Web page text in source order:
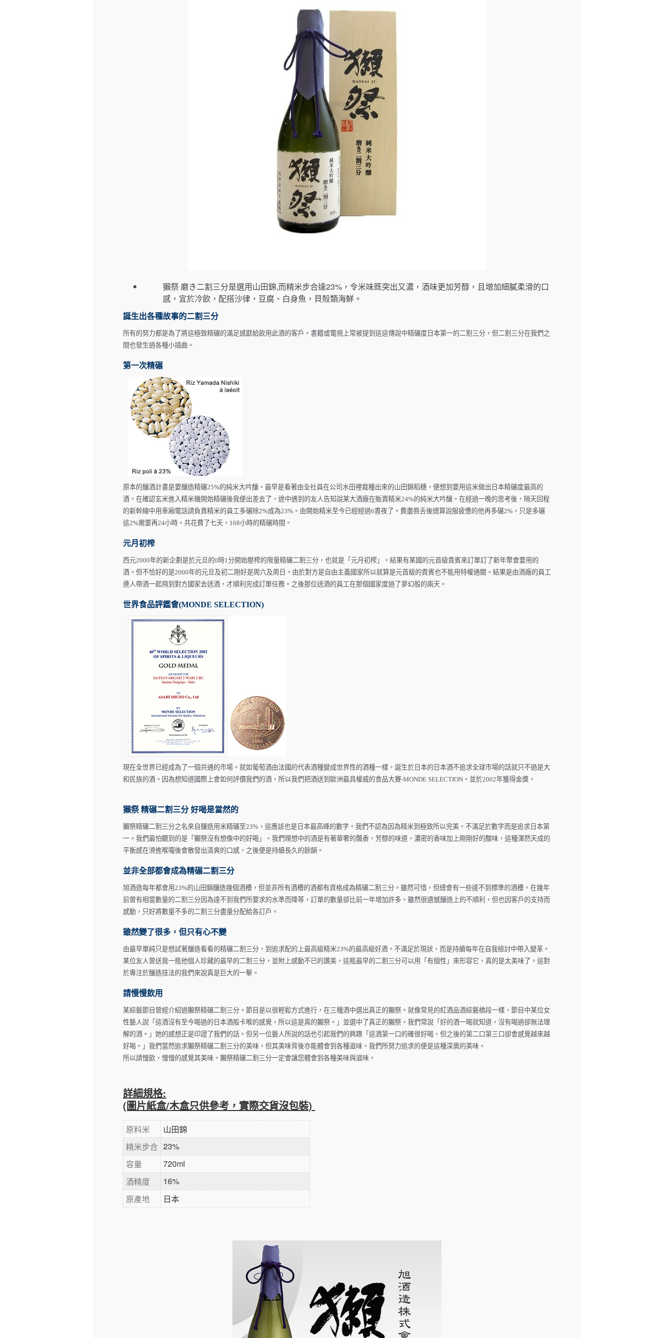
獺祭 磨き二割三分是選用山田錦,而精米步合達23%，令米味既突出又濃，酒味更加芳醇，且增加細膩柔滑的口
感，宜於冷飲，配搭沙律，豆腐、白身魚，貝殻類海鮮。
誕生出各種故事的二割三分
所有的努力都是為了將這極致精碾的滿足感獻給飲用此酒的客戶。書籍或電視上常被提到這這傳說中精碾度日本第一的二割三分，但二割三分在我們之
間也發生過各種小插曲。
第一次精碾
原本的釀酒計畫是要釀造精碾25%的純米大吟釀。最早是看著由全社員在公司水田裡栽種出來的山田錦稻穗，便想到要用這米做出日本精碾度最高的
酒。在確認玄米進入精米機開始精碾後我便出差去了，途中遇到的友人告知說某大酒廠在販賣精米24%的純米大吟釀。在經過一晚的思考後，隔天回程
的新幹線中用車廂電話請負責精米的員工多碾除2%成為23%。由開始精米至今已經經過6晝夜了。費盡唇舌後總算說服疲憊的他再多碾2%，只是多碾
這2%需要再24小時。共花費了七天，168小時的精碾時間。
元月初榨
西元2000年的新企劃是於元旦的0時1分開始壓榨的限量精碾二割三分，也就是「元月初榨」。結果有某國的元首級貴賓來訂單訂了新年聚會要用的
酒。但不恰好的是2000年的元旦及初二剛好是周六及周日。由於對方是自由主義國家所以就算是元首級的貴賓也不能用特權通關。結果是由酒廠的員工
連人帶酒一起飛到對方國家去送酒，才順利完成訂單任務。之後那位送酒的員工在那個國家度過了夢幻般的兩天。
世界食品評鑑會(MONDE SELECTION)
現在全世界已經成為了一個共通的市場。就如葡萄酒由法國的代表酒種變成世界性的酒種一樣，誕生於日本的日本酒不追求全球市場的話就只不過是大
和民族的酒。因為想知道國際上會如何評價我們的酒，所以我們把酒送到歐洲最具權威的食品大賽-MONDE SELECTION。並於2002年獲得金獎。
獺祭 精碾二割三分 好喝是當然的
獺祭精碾二割三分之名來自釀造用米精碾至23%，這應該也是日本最高峰的數字。我們不認為因為精米到極致所以完美，不滿足於數字而是追求日本第
一。我們最怕聽到的是「獺祭沒有想像中的好喝」。我們理想中的酒是有著華奢的飄香，芳醇的味道，濃密的香味加上剛剛好的酸味，這種渾然天成的
平衡感在滑進喉嚨後會散發出清爽的口感，之後便是持續長久的餘韻。
並非全部都會成為精碾二割三分
旭酒造每年都會用23%的山田錦釀造幾個酒槽，但並非所有酒槽的酒都有資格成為精碾二割三分。雖然可惜，但總會有一些達不到標準的酒槽。在幾年
前曾有相當數量的二割三分因為達不到我們所要求的水準而降等，訂單的數量卻比前一年增加許多。雖然很遺憾釀造上的不順利，但也因客戶的支持而
感動，只好將數量不多的二割三分盡量分配給各訂戶。
雖然變了很多，但只有心不變
由最早單純只是想試著釀造看看的精碾二割三分，到追求配的上最高級精米23%的最高級好酒。不滿足於現狀，而是持續每年在自我檢討中帶入變革。
某位友人曾送我一瓶他個人珍藏的最早的二割三分，並附上感動不已的讚美。這瓶最早的二割三分可以用「有個性」來形容它，真的是太美味了。這對
於專注於釀造技法的我們來說真是巨大的一擊。
請慢慢飲用
某綜藝節目曾經介紹過獺祭精碾二割三分。節目是以很輕鬆方式進行，在三種酒中選出真正的獺祭。就像常見的紅酒品酒綜藝橋段一樣，節目中某位女
性藝人說「這酒沒有至今喝過的日本酒般卡喉的感覺，所以這是真的獺祭。」並選中了真正的獺祭。我們常說「好的酒一喝就知道，沒有喝過卻無法理
解的酒。」她的感想正是印證了我們的話。但另一位藝人所說的話也引起我們的興趣「這酒第一口的確很好喝，但之後的第二口第三口卻會感覺越來越
好喝。」我們當然追求獺祭精碾二割三分的美味，但其美味背後亦能體會到各種滋味。我們所努力追求的便是這種深奧的美味。
所以請慢飲，慢慢的感覺其美味。獺祭精碾二割三分一定會讓您體會到各種美味與滋味。
詳細規格:
(圖片紙盒/木盒只供參考，實際交貨沒包裝)
原料米
山田錦
精米步合 23%
容量
720ml
酒精度
16%
原產地
日本